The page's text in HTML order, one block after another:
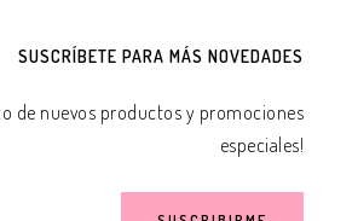
SUSCRÍBETE PARA MÁS NOVEDADES
de nuevos productos y promociones
especiales!